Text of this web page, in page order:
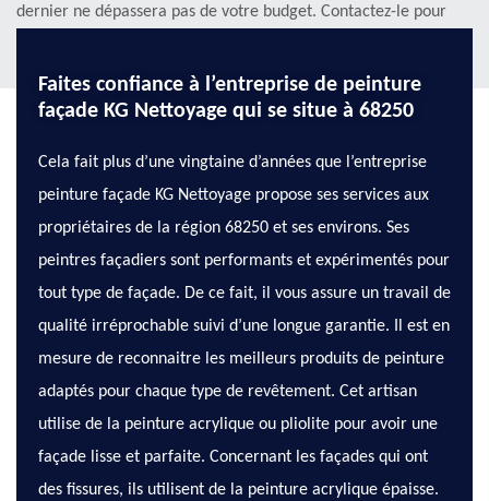
dernier ne dépassera pas de votre budget. Contactez-le pour
Faites confiance à l’entreprise de peinture
façade KG Nettoyage qui se situe à 68250
Cela fait plus d’une vingtaine d’années que l’entreprise
peinture façade KG Nettoyage propose ses services aux
propriétaires de la région 68250 et ses environs. Ses
peintres façadiers sont performants et expérimentés pour
tout type de façade. De ce fait, il vous assure un travail de
qualité irréprochable suivi d’une longue garantie. Il est en
mesure de reconnaitre les meilleurs produits de peinture
adaptés pour chaque type de revêtement. Cet artisan
utilise de la peinture acrylique ou pliolite pour avoir une
façade lisse et parfaite. Concernant les façades qui ont
des fissures, ils utilisent de la peinture acrylique épaisse.